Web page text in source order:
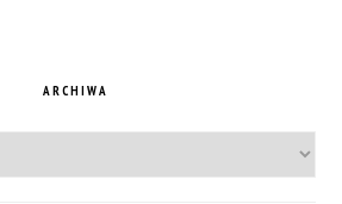
ARCHIWA